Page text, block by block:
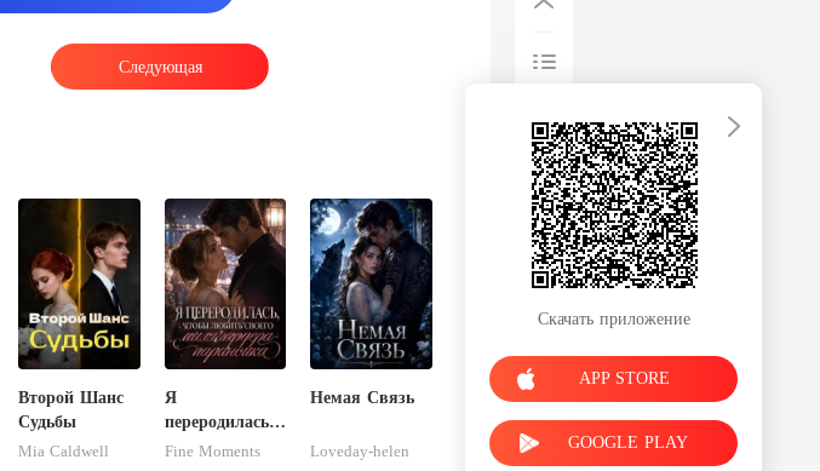
Следующая
Второй Шанс
Судьбы
Mia Caldwell
Я
переродилась,
чтобы любить
Fine Moments
Немая Связь
Loveday-helen
Скачать приложение
APP STORE
GOOGLE PLAY